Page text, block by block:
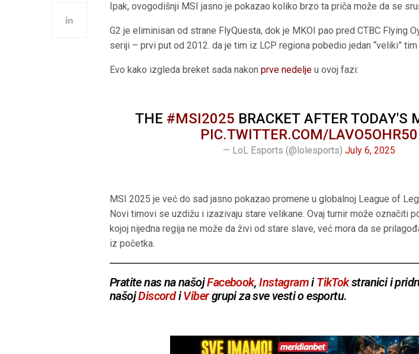
Ipak, ovogodišnji MSI jasno je pokazao koliko brzo ta priča može da se
G2 je eliminisan od strane FlyQuesta, dok je MKOI pao pred CTBC Flying
seriji – prvi put od 2012. da je tim iz LCP regiona pobedio jedan “veliki”
Evo kako izgleda breket sada nakonprve nedelje u ovoj fazi:
THE #MSI2025 BRACKET AFTER TODAY'S
PIC.TWITTER.COM/LAVO5OHR50
— LoL Esports (@lolesports) July 6, 2025
MSI 2025 je već do sad jasno pokazao promene u globalnoj League of
Novi timovi se uzdižu i izazivaju stare velikane. Ovaj turnir može označiti
kojoj nijedna regija ne može da živi od stare slave, već mora da se
iz početka.
Pratite nas na našojFacebook,InstagramiTikTokstranici i
našojDiscordiVibergrupi za sve vesti o esportu.